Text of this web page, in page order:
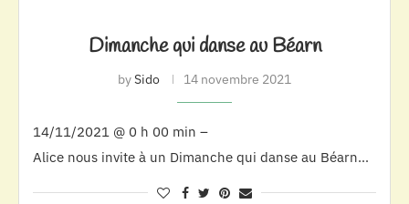
Dimanche qui danse au Béarn
bySido 14 novembre 2021
14/11/2021 @ 0 h 00 min –
Alice nous invite à un Dimanche qui danse au Béarn…